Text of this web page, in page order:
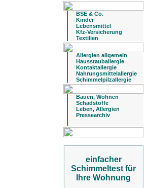
BSE & Co.
Kinder
Lebensmittel
Kfz-Versicherung
Textilien
Allergien allgemein
Hausstauballergie
Kontaktallergie
Nahrungsmittelallergie
Schimmelpilzallergie
Bauen, Wohnen
Schadstoffe
Leben, Allergien
Pressearchiv
einfacher
Schimmeltest für
Ihre Wohnung